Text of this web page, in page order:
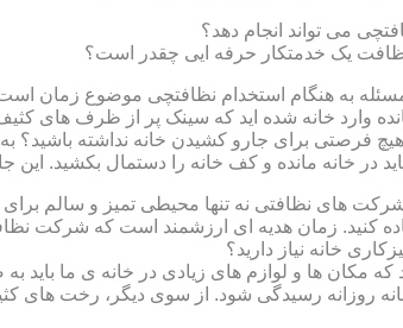
می تواند انجام دهد؟
یک خدمتکار حرفه ایی چقدر است؟
به هنگام استخدام نظافتچی موضوع زمان است.
وارد خانه شده اید که سینک پر از ظرف های
فرصتی برای جارو کشیدن خانه نداشته باشید؟ به
در خانه مانده و کف خانه را دستمال بکشید.
های نظافتی نه تنها محیطی تمیز و سالم برای
کنید. زمان هدیه ای ارزشمند است که شرکت
خانه نیاز دارید؟
که مکان ها و لوازم های زیادی در خانه ی ما باید
روزانه رسیدگی شود. از سوی دیگر، رخت های